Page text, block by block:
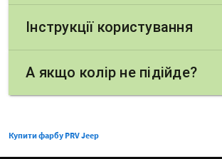
Інструкції користування
А якщо колір не підійде?
Купити фарбу PRV Jeep